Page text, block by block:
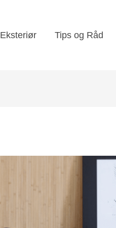
Eksteriør Tips og Råd